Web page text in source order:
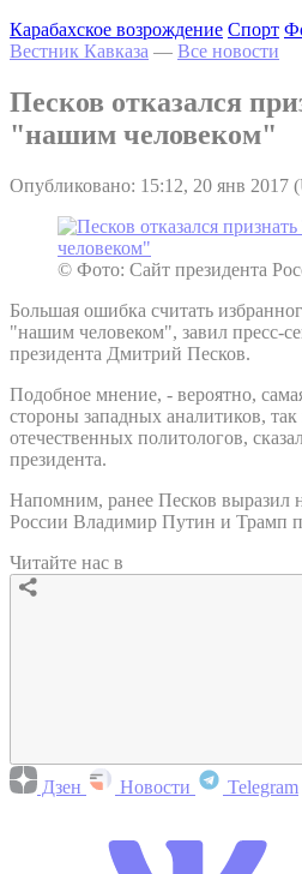
Карабахское возрождение Спорт
Вестник Кавказа — Все новости
Песков отказался
"нашим человеком"
Опубликовано: 15:12, 20 янв 2017
© Фото: Сайт президента
Большая ошибка считать
"нашим человеком", завил пресс-
президента Дмитрий Песков.
Подобное мнение, - вероятно,
стороны западных аналитиков,
отечественных политологов,
президента.
Напомним, ранее Песков выразил
России Владимир Путин и Трамп
Читайте нас в
Дзен Новости Telegram